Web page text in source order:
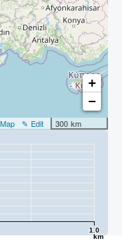
+
−
300 km
✎ Edit
1.0
km